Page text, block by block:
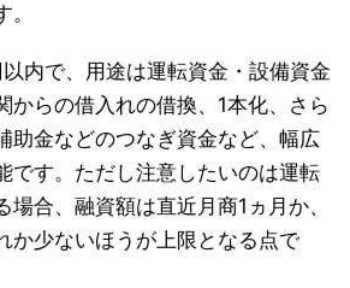
内で、用途は運転資金・設備資金
からの借入れの借換、1本化、さら
助金などのつなぎ資金など、幅広
です。ただし注意したいのは運転
場合、融資額は直近月商1ヵ月か、
か少ないほうが上限となる点で